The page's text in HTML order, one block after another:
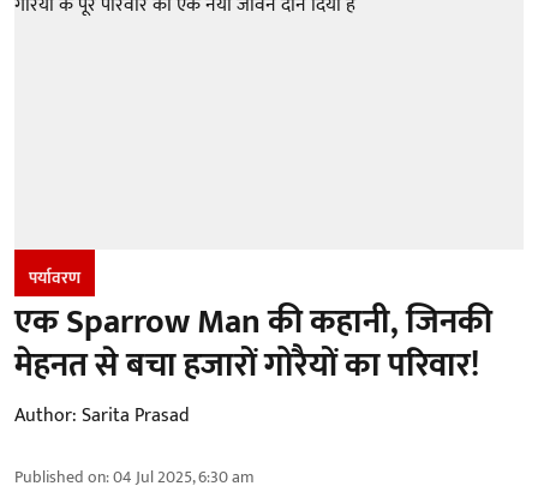
पर्यावरण
एक Sparrow Man की कहानी, जिनकी
मेहनत से बचा हजारों गोरैयों का परिवार!
Author:Sarita Prasad
Published on:04 Jul 2025, 6:30 am